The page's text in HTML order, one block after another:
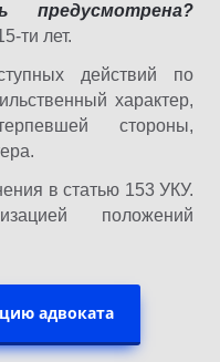
предусмотрена?
ти лет.
действий по
характер,
стороны,
в статью 153 УКУ.
положений
адвоката